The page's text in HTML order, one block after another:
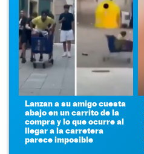
Lanzan a su amigo cuesta
abajo en un carrito de la
compra y lo que ocurre al
llegar a la carretera
parece imposible